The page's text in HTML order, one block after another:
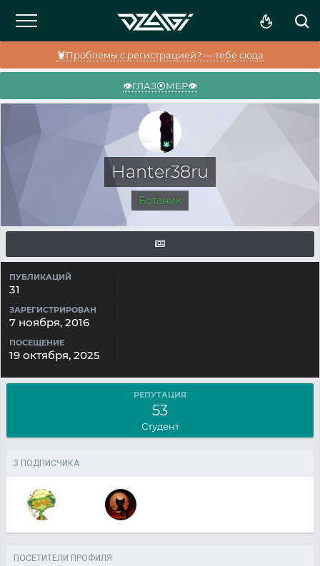
🦞Проблемы с регистрацией? — тебе сюда
👁️ГЛАЗ⦿МЕР👁️
Hanter38ru
Ботаник
ПУБЛИКАЦИЙ
31
ЗАРЕГИСТРИРОВАН
7 ноября, 2016
ПОСЕЩЕНИЕ
19 октября, 2025
РЕПУТАЦИЯ
53
Студент
3 ПОДПИСЧИКА
ПОСЕТИТЕЛИ ПРОФИЛЯ